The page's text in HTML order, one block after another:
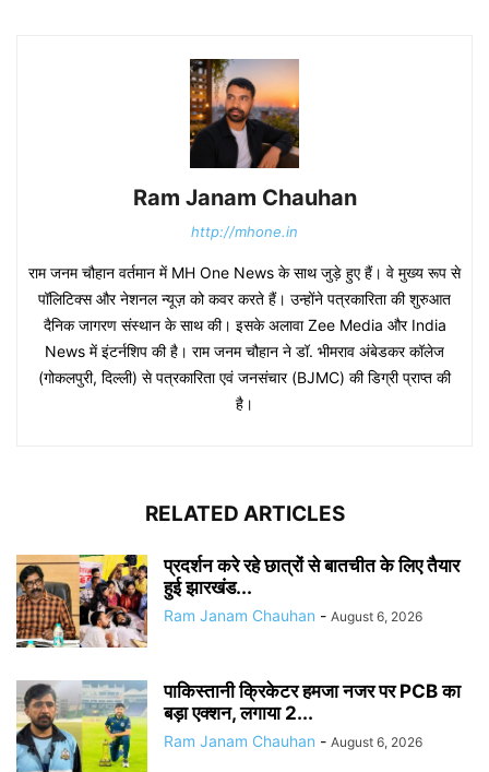
Ram Janam Chauhan
http://mhone.in
राम जनम चौहान वर्तमान में MH One News के साथ जुड़े हुए हैं। वे मुख्य रूप से
पॉलिटिक्स और नेशनल न्यूज़ को कवर करते हैं। उन्होंने पत्रकारिता की शुरुआत
दैनिक जागरण संस्थान के साथ की। इसके अलावा Zee Media और India
News में इंटर्नशिप की है। राम जनम चौहान ने डॉ. भीमराव अंबेडकर कॉलेज
(गोकलपुरी, दिल्ली) से पत्रकारिता एवं जनसंचार (BJMC) की डिग्री प्राप्त की
है।
RELATED ARTICLES
प्रदर्शन करे रहे छात्रों से बातचीत के लिए तैयार
हुई झारखंड...
Ram Janam Chauhan - August 6, 2026
पाकिस्तानी क्रिकेटर हमजा नजर पर PCB का
बड़ा एक्शन, लगाया 2...
Ram Janam Chauhan - August 6, 2026